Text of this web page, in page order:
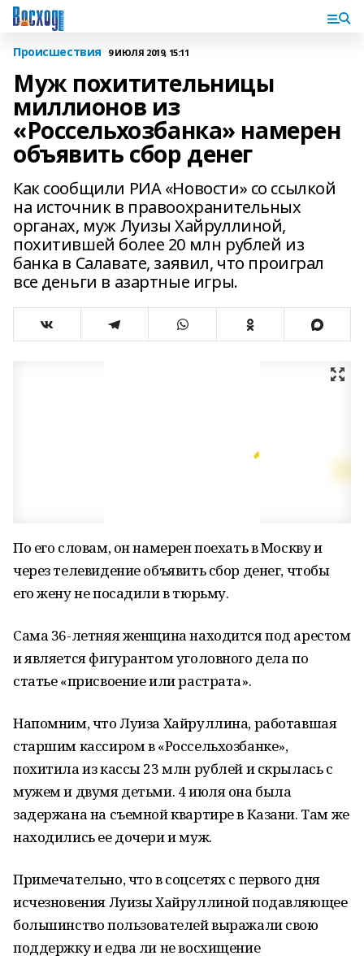
Происшествия 9 ИЮЛЯ 2019, 15:11
Муж похитительницы
миллионов из
«Россельхозбанка» намерен
объявить сбор денег
Как сообщили РИА «Новости» со ссылкой
на источник в правоохранительных
органах, муж Луизы Хайруллиной,
похитившей более 20 млн рублей из
банка в Салавате, заявил, что проиграл
все деньги в азартные игры.
По его словам, он намерен поехать в Москву и
через телевидение объявить сбор денег, чтобы
его жену не посадили в тюрьму.
Сама 36-летняя женщина находится под арестом
и является фигурантом уголовного дела по
статье «присвоение или растрата».
Напомним, что Луиза Хайруллина, работавшая
старшим кассиром в «Россельхозбанке»,
похитила из кассы 23 млн рублей и скрылась с
мужем и двумя детьми. 4 июля она была
задержана на съемной квартире в Казани. Там же
находились ее дочери и муж.
Примечательно, что в соцсетях с первого дня
исчезновения Луизы Хайруллиной подавляющее
большинство пользователей выражали свою
поддержку и едва ли не восхищение